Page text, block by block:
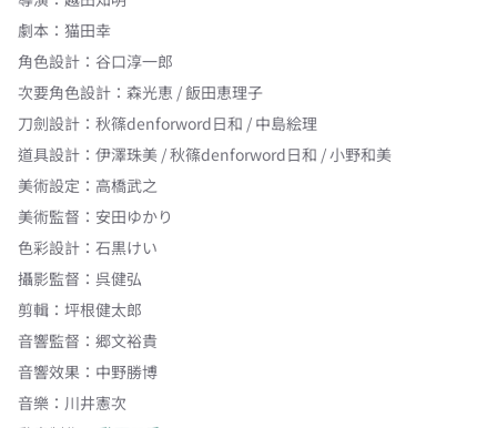
劇本 ： 猫田幸
角色設計 ： 谷口淳一郎
次要角色設計 ： 森光恵 / 飯田恵理子
刀劍設計 ： 秋篠denforword日和 / 中島絵理
道具設計 ： 伊澤珠美 / 秋篠denforword日和 / 小野和美
美術設定 ： 高橋武之
美術監督 ： 安田ゆかり
色彩設計 ： 石黒けい
攝影監督 ： 呉健弘
剪輯 ： 坪根健太郎
音響監督 ： 郷文裕貴
音響效果 ： 中野勝博
音樂 ： 川井憲次